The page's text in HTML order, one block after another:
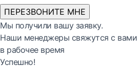
ПЕРЕЗВОНИТЕ МНЕ
Мы получили вашу заявку.
Наши менеджеры свяжутся с вами
в рабочее время
Успешно!